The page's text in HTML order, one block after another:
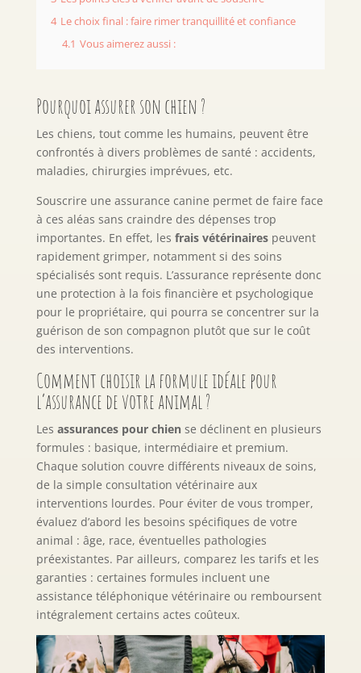
4 Le choix final : faire rimer tranquillité et confiance
4.1 Vous aimerez aussi :
Pourquoi assurer son chien ?
Les chiens, tout comme les humains, peuvent être
confrontés à divers problèmes de santé : accidents,
maladies, chirurgies imprévues, etc.
Souscrire une assurance canine permet de faire face
à ces aléas sans craindre des dépenses trop
importantes. En effet, les frais vétérinairespeuvent
rapidement grimper, notamment si des soins
spécialisés sont requis. L’assurance représente donc
une protection à la fois financière et psychologique
pour le propriétaire, qui pourra se concentrer sur la
guérison de son compagnon plutôt que sur le coût
des interventions.
Comment choisir la formule idéale pour
l’assurance de votre animal ?
Les assurances pour chien se déclinent en plusieurs
formules : basique, intermédiaire et premium.
Chaque solution couvre différents niveaux de soins,
de la simple consultation vétérinaire aux
interventions lourdes. Pour éviter de vous tromper,
évaluez d’abord les besoins spécifiques de votre
animal : âge, race, éventuelles pathologies
préexistantes. Par ailleurs, comparez les tarifs et les
garanties : certaines formules incluent une
assistance téléphonique vétérinaire ou remboursent
intégralement certains actes coûteux.